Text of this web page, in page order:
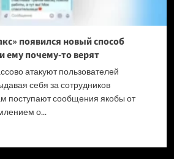
появился новый способ
ему почему-то верят
атакуют пользователей
себя за сотрудников
поступают сообщения якобы от
о...